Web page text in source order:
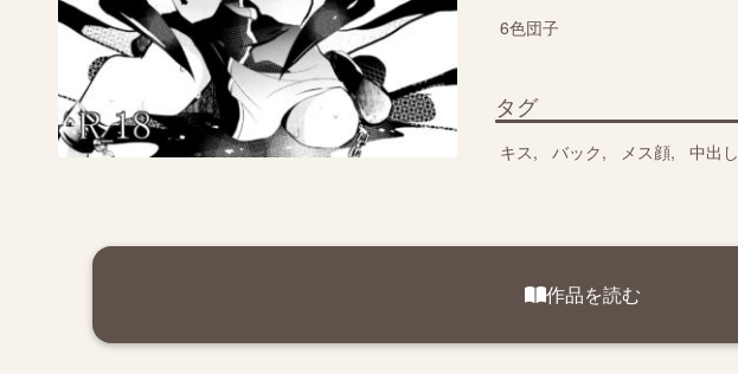
6色団子
タグ
キス バック メス顔 中出し
作品を読む